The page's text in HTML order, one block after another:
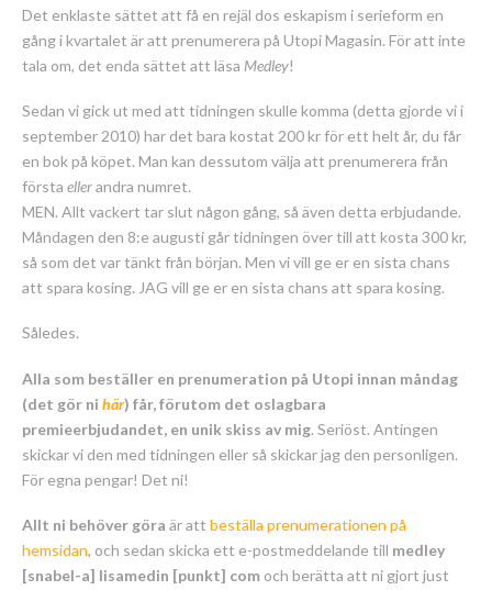
Det enklaste sättet att få en rejäl dos eskapism i serieform en
gång i kvartalet är att prenumerera på Utopi Magasin. För att inte
tala om, det enda sättet att läsa Medley!
Sedan vi gick ut med att tidningen skulle komma (detta gjorde vi i
september 2010) har det bara kostat 200 kr för ett helt år, du får
en bok på köpet. Man kan dessutom välja att prenumerera från
första ellerandra numret.
MEN. Allt vackert tar slut någon gång, så även detta erbjudande.
Måndagen den 8:e augusti går tidningen över till att kosta 300 kr,
så som det var tänkt från början. Men vi vill ge er en sista chans
att spara kosing. JAG vill ge er en sista chans att spara kosing.
Således.
Alla som beställer en prenumeration på Utopi innan måndag
(det gör ni här) får, förutom det oslagbara
premieerbjudandet, en unik skiss av mig. Seriöst. Antingen
skickar vi den med tidningen eller så skickar jag den personligen.
För egna pengar! Det ni!
Allt ni behöver göra är att beställa prenumerationen på
hemsidan, och sedan skicka ett e-postmeddelande till medley
[snabel-a] lisamedin [punkt] com och berätta att ni gjort just